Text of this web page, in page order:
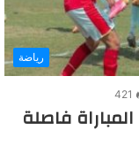
رياضة
421
فاصلة